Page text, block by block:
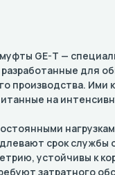
GE-T —
для
производства. Ими
на
срок службы
устойчивы к
затратного